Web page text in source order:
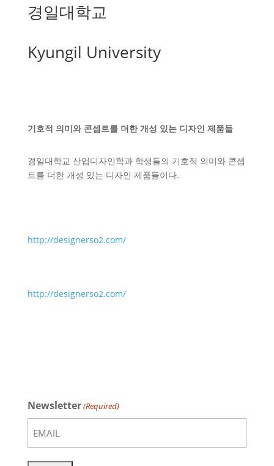
경일대학교
Kyungil University
기호적 의미와 콘셉트를 더한 개성 있는 디자인 제품들
경일대학교 산업디자인학과 학생들의 기호적 의미와 콘셉
트를 더한 개성 있는 디자인 제품들이다.
http://designerso2.com/
http://designerso2.com/
Newsletter(Required)